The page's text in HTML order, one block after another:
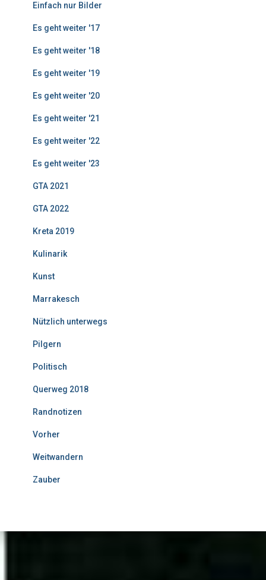
Einfach nur Bilder
Es geht weiter '17
Es geht weiter '18
Es geht weiter '19
Es geht weiter '20
Es geht weiter '21
Es geht weiter '22
Es geht weiter '23
GTA 2021
GTA 2022
Kreta 2019
Kulinarik
Kunst
Marrakesch
Nützlich unterwegs
Pilgern
Politisch
Querweg 2018
Randnotizen
Vorher
Weitwandern
Zauber